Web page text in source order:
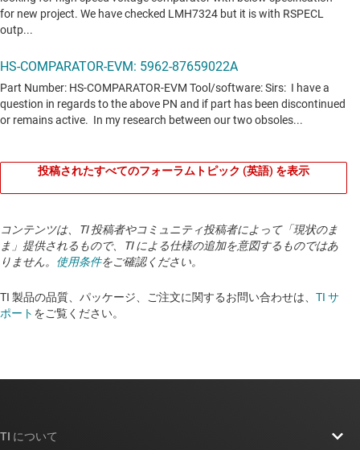
投稿されたすべてのフォーラムトピック (英語) を表示
コンテンツは、TI 投稿者やコミュニティ投稿者によって「現状のま
ま」提供されるもので、TI による仕様の追加を意図するものではあ
りません。 使用条件をご確認ください。
TI 製品の品質、パッケージ、ご注文に関するお問い合わせは、 TI サ
ポート をご覧ください。
TI について